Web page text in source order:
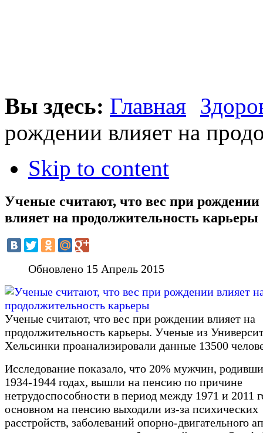
Вы здесь: Главная
рождении влияет на
Skip to content
Ученые считают, что вес при рождении
влияет на продолжительность карьеры
Обновлено 15 Апрель 2015
Ученые считают, что вес при рождении влияет на
продолжительность карьеры. Ученые из
Хельсинки проанализировали данные 13500
Исследование показало, что 20% мужчин,
1934-1944 годах, вышли на пенсию по причине
нетрудоспособности в период между 1971 и 2011
основном на пенсию выходили из-за психических
расстройств, заболеваний опорно-двигательного